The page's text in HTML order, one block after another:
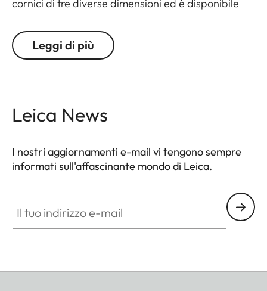
cornici di tre diverse dimensioni ed è disponibile
legno senza vetro sono dotate di passepartout con
un sottile logo Leica.
Leggi di più
Leica News
I nostri aggiornamenti e-mail vi tengono sempre
informati sull'affascinante mondo di Leica.